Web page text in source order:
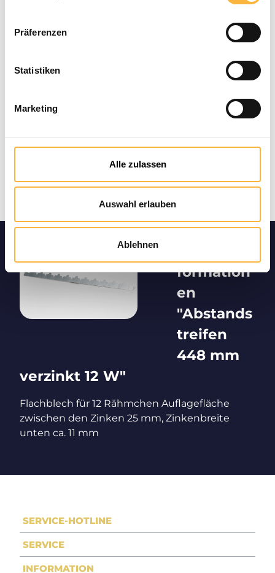
Präferenzen
Statistiken
Marketing
Alle zulassen
Auswahl erlauben
Ablehnen
Zahlungsarten
formation
en
"Abstands
treifen
448 mm
verzinkt 12 W"
Flachblech für 12 Rähmchen Auflagefläche
zwischen den Zinken 25 mm, Zinkenbreite
unten ca. 11 mm
SERVICE-HOTLINE
SERVICE
INFORMATION